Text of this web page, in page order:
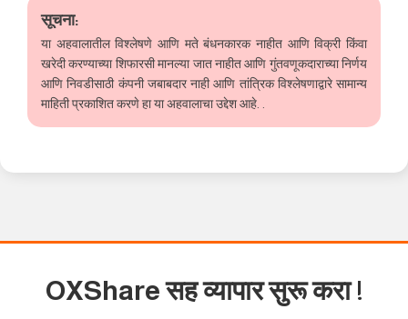
सूचना:
या अहवालातील विश्लेषणे आणि मते बंधनकारक नाहीत आणि विक्री किंवा
खरेदी करण्याच्या शिफारसी मानल्या जात नाहीत आणि गुंतवणूकदाराच्या निर्णय
आणि निवडीसाठी कंपनी जबाबदार नाही आणि तांत्रिक विश्लेषणाद्वारे सामान्य
माहिती प्रकाशित करणे हा या अहवालाचा उद्देश आहे. .
OXShare सह व्यापार सुरू करा!